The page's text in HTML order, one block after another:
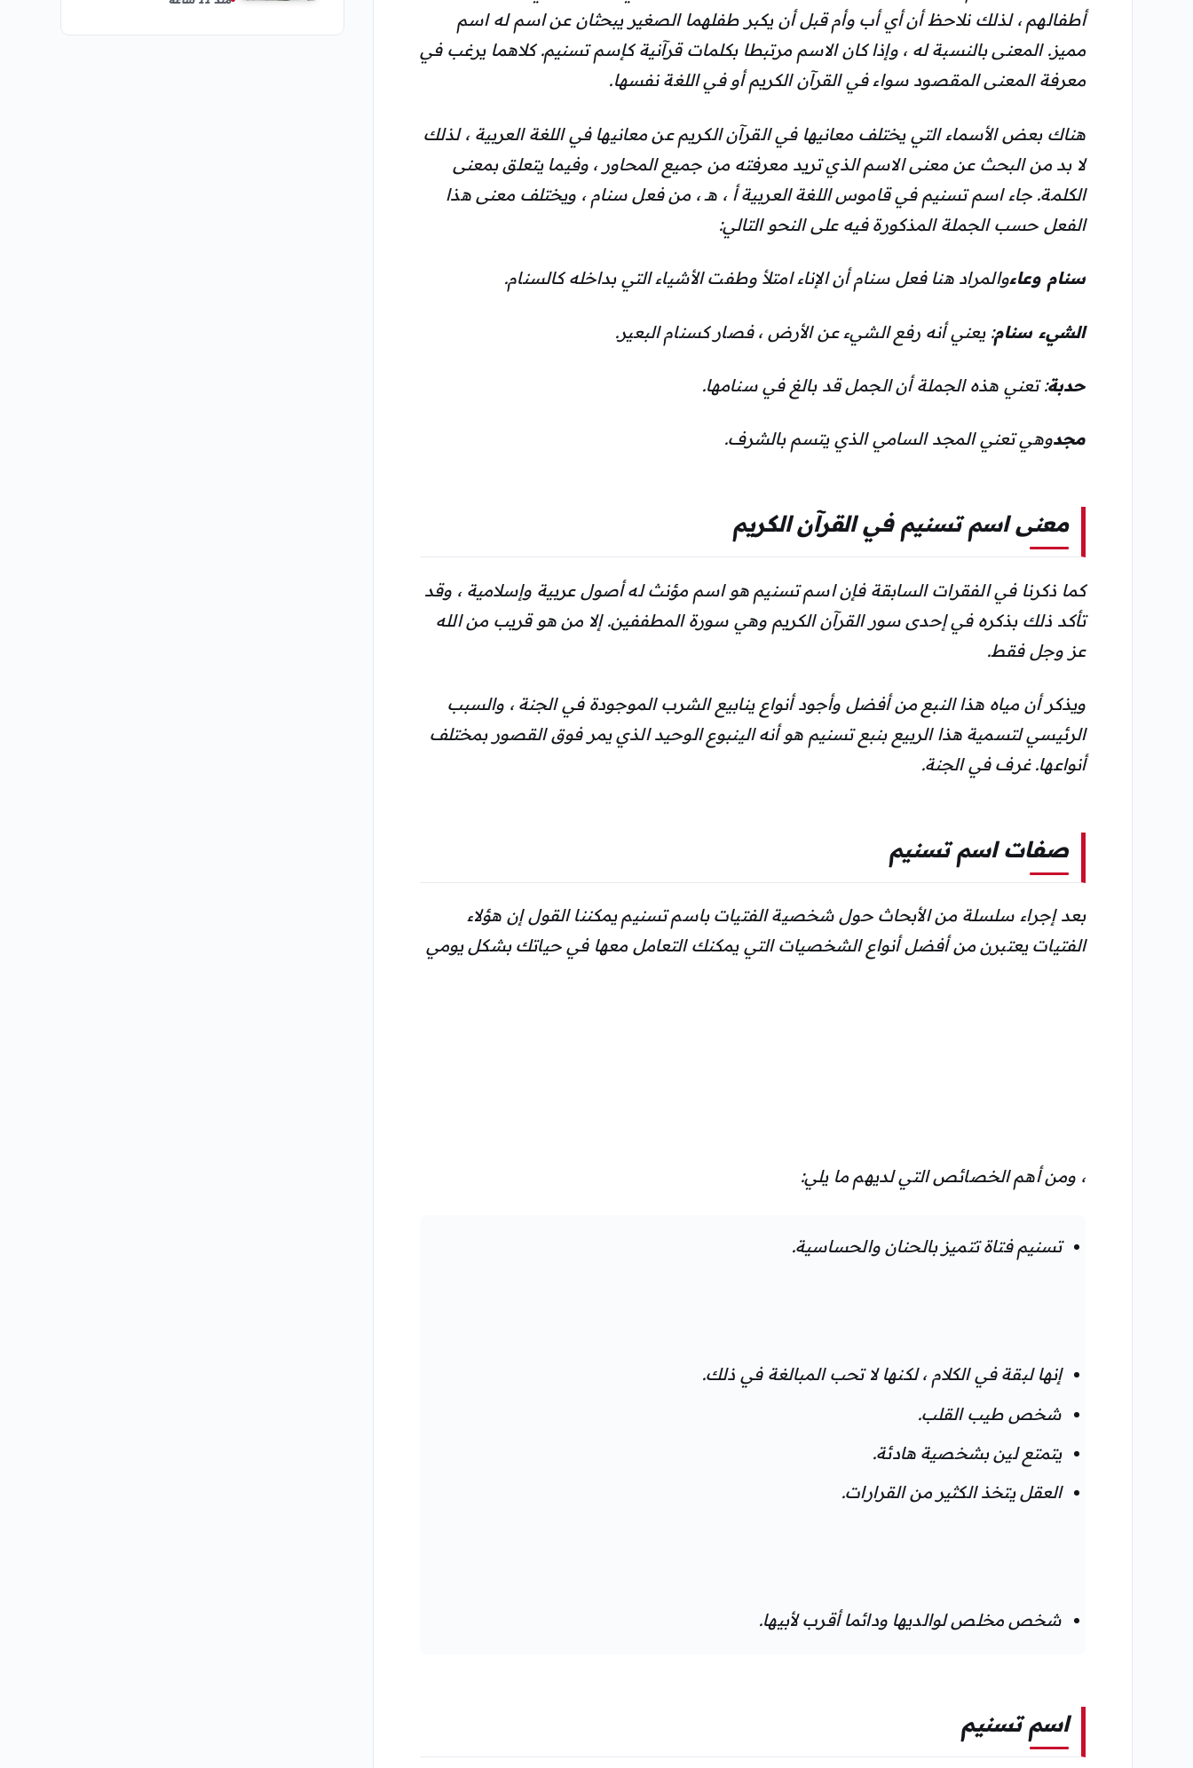
أطفالهم ، لذلك نلاحظ أن أي أب وأم قبل أن يكبر طفلهما الصغير يبحثان عن اسم له اسم
مميز. المعنى بالنسبة له ، وإذا كان الاسم مرتبطا بكلمات قرآنية كإسم تسنيم. كلاهما يرغب في
معرفة المعنى المقصود سواء في القرآن الكريم أو في اللغة نفسها.
هناك بعض الأسماء التي يختلف معانيها في القرآن الكريم عن معانيها في اللغة العربية ، لذلك
لا بد من البحث عن معنى الاسم الذي تريد معرفته من جميع المحاور ، وفيما يتعلق بمعنى
الكلمة. جاء اسم تسنيم في قاموس اللغة العربية أ ، هـ ، من فعل سنام ، ويختلف معنى هذا
الفعل حسب الجملة المذكورة فيه على النحو التالي:
سنام وعاءوالمراد هنا فعل سنام أن الإناء امتلأ وطفت الأشياء التي بداخله كالسنام.
الشيء سنام: يعني أنه رفع الشيء عن الأرض ، فصار كسنام البعير.
حدبة: تعني هذه الجملة أن الجمل قد بالغ في سنامها.
مجدوهي تعني المجد السامي الذي يتسم بالشرف.
معنى اسم تسنيم في القرآن الكريم
كما ذكرنا في الفقرات السابقة فإن اسم تسنيم هو اسم مؤنث له أصول عربية وإسلامية ، وقد
تأكد ذلك بذكره في إحدى سور القرآن الكريم وهي سورة المطففين. إلا من هو قريب من الله
عز وجل فقط.
ويذكر أن مياه هذا النبع من أفضل وأجود أنواع ينابيع الشرب الموجودة في الجنة ، والسبب
الرئيسي لتسمية هذا الربيع بنبع تسنيم هو أنه الينبوع الوحيد الذي يمر فوق القصور بمختلف
أنواعها. غرف في الجنة.
صفات اسم تسنيم
بعد إجراء سلسلة من الأبحاث حول شخصية الفتيات باسم تسنيم يمكننا القول إن هؤلاء
الفتيات يعتبرن من أفضل أنواع الشخصيات التي يمكنك التعامل معها في حياتك بشكل يومي
، ومن أهم الخصائص التي لديهم ما يلي:
تسنيم فتاة تتميز بالحنان والحساسية.
إنها لبقة في الكلام ، لكنها لا تحب المبالغة في ذلك.
شخص طيب القلب.
يتمتع لين بشخصية هادئة.
العقل يتخذ الكثير من القرارات.
شخص مخلص لوالديها ودائما أقرب لأبيها.
اسم تسنيم